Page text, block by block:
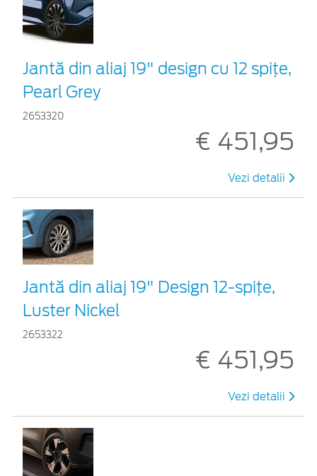
Jantă din aliaj 19" design cu 12 spițe,
Pearl Grey
2653320
€ 451,95
Vezi detalii
Jantă din aliaj 19" Design 12-spiţe,
Luster Nickel
2653322
€ 451,95
Vezi detalii